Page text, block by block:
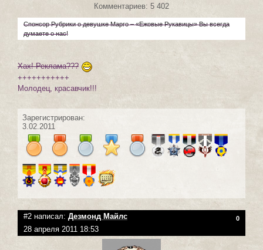
Комментариев: 5 402
Спонсор Рубрики о девушке Марго – «Ежовые Рукавицы» Вы всегда
думаете о нас!
Хах! Реклама???
+++++++++++
Молодец, красавчик!!!
Зарегистрирован:
3.02.2011
#2 написал: Дезмонд Майлс 0
28 апреля 2011 18:53